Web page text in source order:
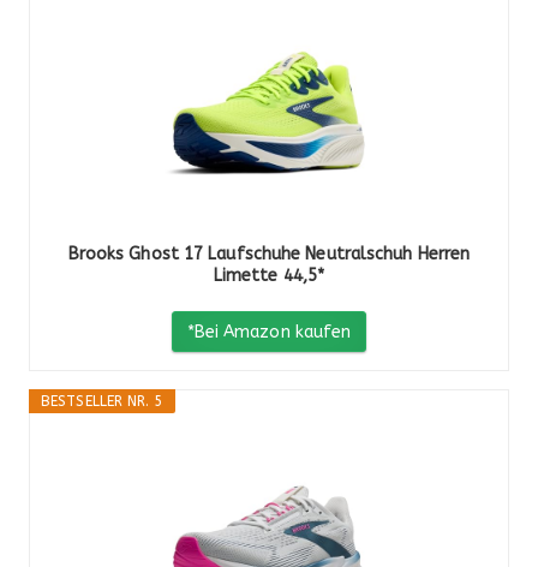
Brooks Ghost 17 Laufschuhe Neutralschuh Herren
Limette 44,5*
*Bei Amazon kaufen
BESTSELLER NR. 5